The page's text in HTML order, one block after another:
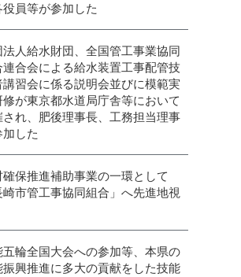
役員等が参加した
法人給水財団、全国管工事業協同
連合会による給水装置工事配管技
講習会に係る説明会並びに模範実
修が東京都水道局庁舎等において
され、肥後理事長、工務担当理事
加した
確保推進補助事業の一環として
崎市管工事協同組合」へ先進地視
五輪全国大会への参加等、本県の
振興推進に多大の貢献をした技能